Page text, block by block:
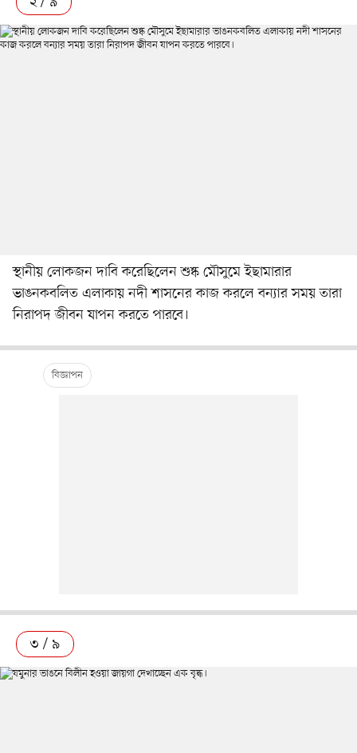
স্থানীয় লোকজন দাবি করেছিলেন শুষ্ক মৌসুমে ইছামারার
ভাঙনকবলিত এলাকায় নদী শাসনের কাজ করলে বন্যার সময় তারা
নিরাপদ জীবন যাপন করতে পারবে।
৩ / ৯